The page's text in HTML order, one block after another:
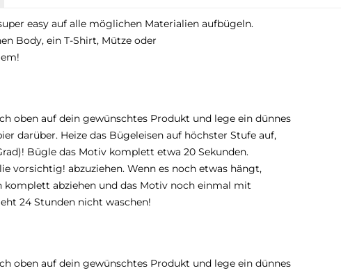
easy auf alle möglichen Materialien aufbügeln.
Body, ein T-Shirt, Mütze oder
oben auf dein gewünschtes Produkt und lege ein dünnes
darüber. Heize das Bügeleisen auf höchster Stufe auf,
Bügle das Motiv komplett etwa 20 Sekunden.
vorsichtig! abzuziehen. Wenn es noch etwas hängt,
komplett abziehen und das Motiv noch einmal mit
24 Stunden nicht waschen!
oben auf dein gewünschtes Produkt und lege ein dünnes